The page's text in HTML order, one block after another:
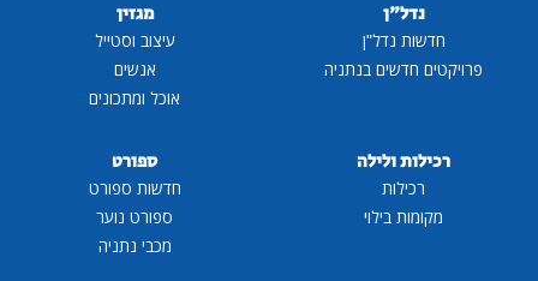
נדל"ן
חדשות נדל"ן
פרויקטים חדשים בנתניה
מגזין
עיצוב וסטייל
אנשים
אוכל ומתכונים
רכילות ולילה
רכילות
מקומות בילוי
ספורט
חדשות ספורט
ספורט נוער
מכבי נתניה